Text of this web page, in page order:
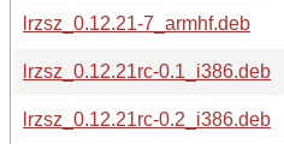
lrzsz_0.12.21-7_armhf.deb
lrzsz_0.12.21rc-0.1_i386.deb
lrzsz_0.12.21rc-0.2_i386.deb